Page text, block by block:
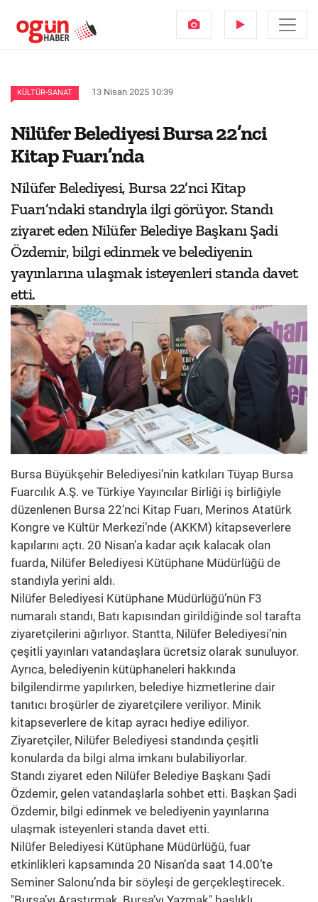
KÜLTÜR-SANAT 13 Nisan 2025 10:39
Nilüfer Belediyesi Bursa 22’nci
Kitap Fuarı’nda
Nilüfer Belediyesi, Bursa 22’nci Kitap
Fuarı’ndaki standıyla ilgi görüyor. Standı
ziyaret eden Nilüfer Belediye Başkanı Şadi
Özdemir, bilgi edinmek ve belediyenin
yayınlarına ulaşmak isteyenleri standa davet
etti.
Bursa Büyükşehir Belediyesi’nin katkıları Tüyap Bursa
Fuarcılık A.Ş. ve Türkiye Yayıncılar Birliği iş birliğiyle
düzenlenen Bursa 22’nci Kitap Fuarı, Merinos Atatürk
Kongre ve Kültür Merkezi’nde (AKKM) kitapseverlere
kapılarını açtı. 20 Nisan’a kadar açık kalacak olan
fuarda, Nilüfer Belediyesi Kütüphane Müdürlüğü de
standıyla yerini aldı.
Nilüfer Belediyesi Kütüphane Müdürlüğü’nün F3
numaralı standı, Batı kapısından girildiğinde sol tarafta
ziyaretçilerini ağırlıyor. Stantta, Nilüfer Belediyesi’nin
çeşitli yayınları vatandaşlara ücretsiz olarak sunuluyor.
Ayrıca, belediyenin kütüphaneleri hakkında
bilgilendirme yapılırken, belediye hizmetlerine dair
tanıtıcı broşürler de ziyaretçilere veriliyor. Minik
kitapseverlere de kitap ayracı hediye ediliyor.
Ziyaretçiler, Nilüfer Belediyesi standında çeşitli
konularda da bilgi alma imkanı bulabiliyorlar.
Standı ziyaret eden Nilüfer Belediye Başkanı Şadi
Özdemir, gelen vatandaşlarla sohbet etti. Başkan Şadi
Özdemir, bilgi edinmek ve belediyenin yayınlarına
ulaşmak isteyenleri standa davet etti.
Nilüfer Belediyesi Kütüphane Müdürlüğü, fuar
etkinlikleri kapsamında 20 Nisan’da saat 14.00’te
Seminer Salonu’nda bir söyleşi de gerçekleştirecek.